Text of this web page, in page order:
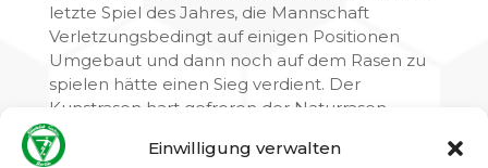
Einwilligung verwalten
letzte Spiel des Jahres, die Mannschaft
Verletzungsbedingt auf einigen Positionen
Umgebaut und dann noch auf dem Rasen zu
spielen hätte einen Sieg verdient. Der
Kunstrasen hart gefroren der Naturrasen
leichte Schneedecke gut bespielbar. Wir
kamen gut ins Spiel hatten Torchancen anmaß